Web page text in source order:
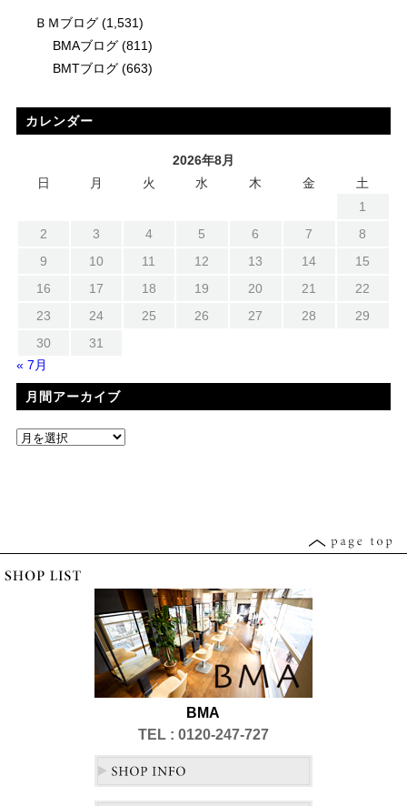
ＢＭブログ(1,531)
BMAブログ(811)
BMTブログ(663)
カレンダー
2026年8月
日
月 火 水 木 金
土
1
2
3 4 5 6 7
8
9
10 11 12 13 14
15
16
17 18 19 20 21
22
23
24 25 26 27 28
29
30
31
« 7月
月間アーカイブ
BMA
TEL : 0120-247-727